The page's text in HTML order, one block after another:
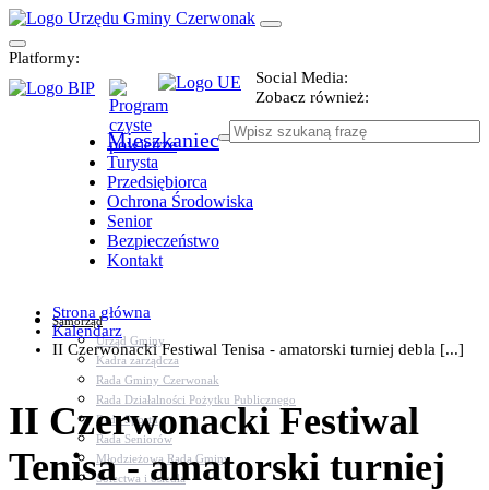
Platformy:
Social Media:
Zobacz również:
Mieszkaniec
Turysta
Przedsiębiorca
Ochrona Środowiska
Senior
Bezpieczeństwo
Kontakt
Samorząd
Urząd Gminy
Kadra zarządcza
Rada Gminy Czerwonak
Rada Działalności Pożytku Publicznego
Rada Sportu
Rada Seniorów
Młodzieżowa Rada Gminy
Sołectwa i osiedla
Strona główna
Kalendarz
II Czerwonacki Festiwal Tenisa - amatorski turniej debla [...]
II Czerwonacki Festiwal
Tenisa - amatorski turniej